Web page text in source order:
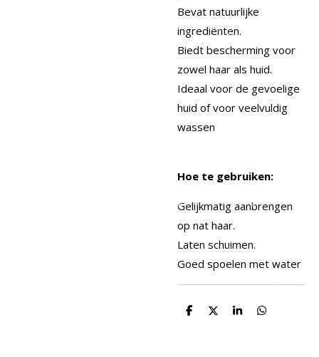
Bevat natuurlijke
ingrediënten.
Biedt bescherming voor
zowel haar als huid.
Ideaal voor de gevoelige
huid of voor veelvuldig
wassen
Hoe te gebruiken:
Gelijkmatig aanbrengen
op nat haar.
Laten schuimen.
Goed spoelen met water
D
D
S
D